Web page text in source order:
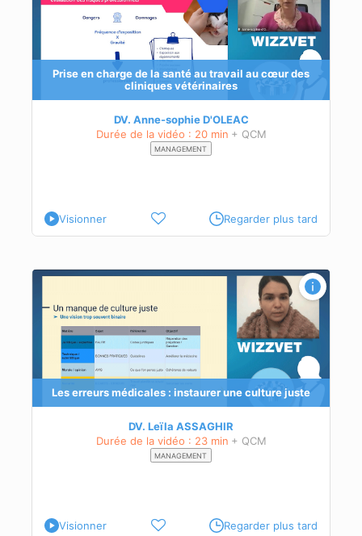
Prise en charge de la santé au travail au cœur des
cliniques vétérinaires
DV. Anne-sophie D'OLEAC
Durée de la vidéo : 20 min + QCM
MANAGEMENT
Visionner Regarder plus tard
Les erreurs médicales : instaurer une culture juste
DV. Leïla ASSAGHIR
Durée de la vidéo : 23 min + QCM
MANAGEMENT
Visionner Regarder plus tard